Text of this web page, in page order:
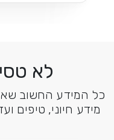
לא
כל המידע החשוב
מידע חיוני, טיפים